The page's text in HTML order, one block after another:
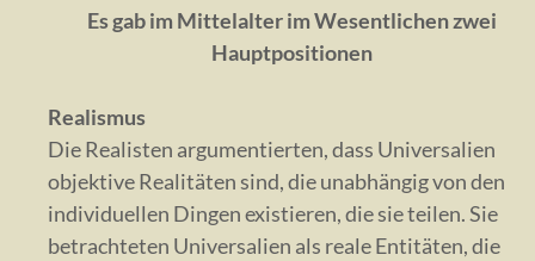
Es gab im Mittelalter im Wesentlichen zwei
Hauptpositionen
Realismus
Die Realisten argumentierten, dass Universalien
objektive Realitäten sind, die unabhängig von den
individuellen Dingen existieren, die sie teilen. Sie
betrachteten Universalien als reale Entitäten, die